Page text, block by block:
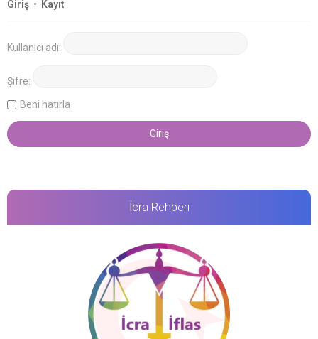
Giriş • Kayıt
Kullanıcı adı:
Şifre:
Beni hatırla
İcra Rehberi